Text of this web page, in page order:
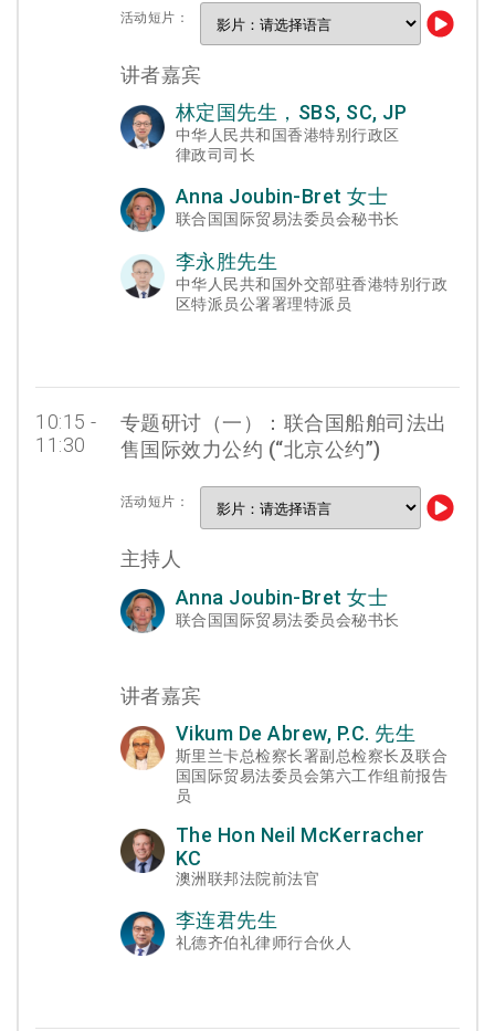
活动短片：
讲者嘉宾
林定国先生，SBS, SC, JP
中华人民共和国香港特别行政区
律政司司长
Anna Joubin-Bret 女士
联合国国际贸易法委员会秘书长
李永胜先生
中华人民共和国外交部驻香港特别行政
区特派员公署署理特派员
10:15 -
11:30
专题研讨（一）：联合国船舶司法出
售国际效力公约 (“北京公约”)
活动短片：
主持人
Anna Joubin-Bret 女士
联合国国际贸易法委员会秘书长
讲者嘉宾
Vikum De Abrew, P.C. 先生
斯里兰卡总检察长署副总检察长及联合
国国际贸易法委员会第六工作组前报告
员
The Hon Neil McKerracher
KC
澳洲联邦法院前法官
李连君先生
礼德齐伯礼律师行合伙人